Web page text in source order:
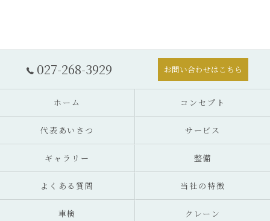
027-268-3929 お問い合わせはこちら
ホーム コンセプト
代表あいさつ サービス
ギャラリー 整備
よくある質問 当社の特徴
車検 クレーン